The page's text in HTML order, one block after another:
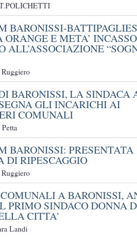
BARONISSI-
ORANGE E META’ INCASSO
ALL’ASSOCIAZIONE
BARONISSI, LA SINDACA
GLI INCARICHI AI
COMUNALI
BARONISSI: PRESENTATA
DI RIPESCAGGIO
A BARONISSI,
PRIMO SINDACO DONNA
CITTA'
Landi